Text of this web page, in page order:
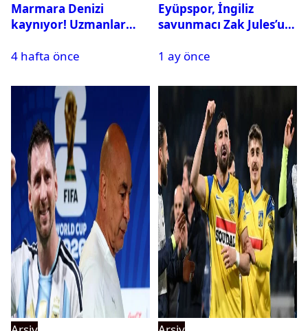
Marmara Denizi
kaynıyor! Uzmanlar
4 hafta önce
Eyüpspor, İngiliz
savunmacı Zak Jules’u
1 ay önce